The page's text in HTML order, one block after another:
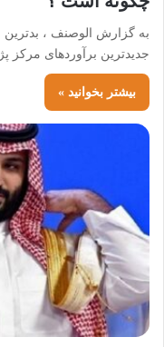
به گزارش الوصنف ،
جدیدترین برآوردهای مرکز
بیشتر بخوانید »